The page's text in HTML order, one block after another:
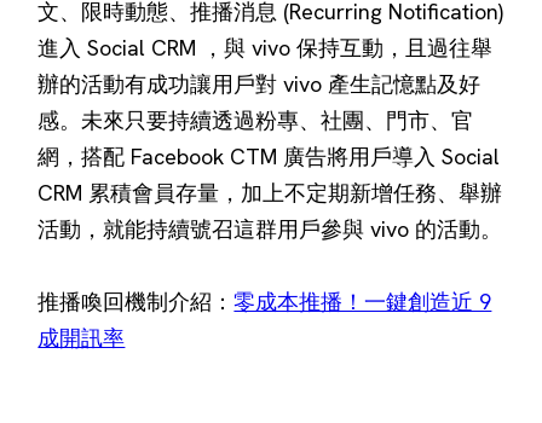
文、限時動態、推播消息 (Recurring Notification)
進入 Social CRM ，與 vivo 保持互動，且過往舉
辦的活動有成功讓用戶對 vivo 產生記憶點及好
感。未來只要持續透過粉專、社團、門市、官
網，搭配 Facebook CTM 廣告將用戶導入 Social
CRM 累積會員存量，加上不定期新增任務、舉辦
活動，就能持續號召這群用戶參與 vivo 的活動。
推播喚回機制介紹：零成本推播！一鍵創造近 9
成開訊率